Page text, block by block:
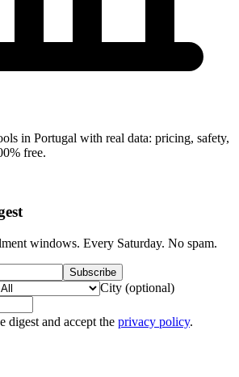
in Portugal with real data: pricing, safety,
free.
windows. Every Saturday. No spam.
Subscribe
City (optional)
digest and accept the privacy policy.